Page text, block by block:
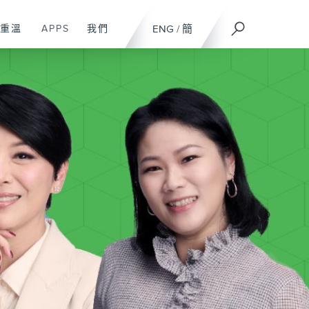
ENG / 簡
重溫 APPS 我們